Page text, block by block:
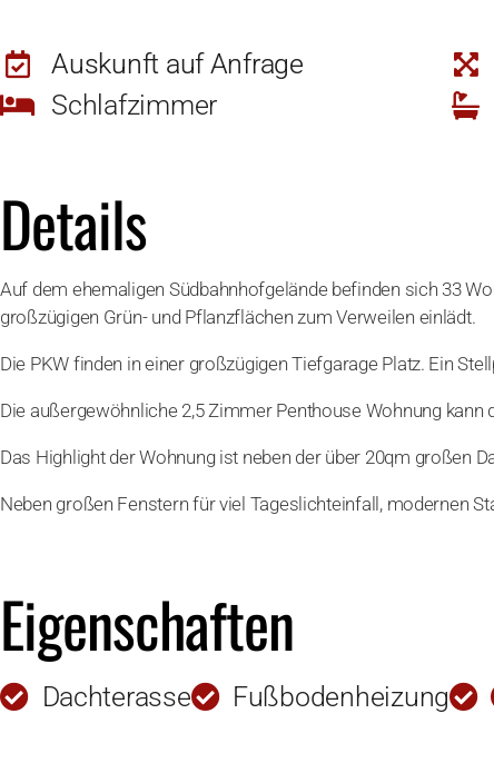
Auskunft auf Anfrage
Schlafzimmer
Details
Auf dem ehemaligen Südbahnhofgelände befinden sich 33
großzügigen Grün- und Pflanzflächen zum Verweilen einlädt.
Die PKW finden in einer großzügigen Tiefgarage Platz. Ein
Die außergewöhnliche 2,5 Zimmer Penthouse Wohnung
Das Highlight der Wohnung ist neben der über 20qm großen
Neben großen Fenstern für viel Tageslichteinfall, modernen
Eigenschaften
Dachterasse Fußbodenheizung